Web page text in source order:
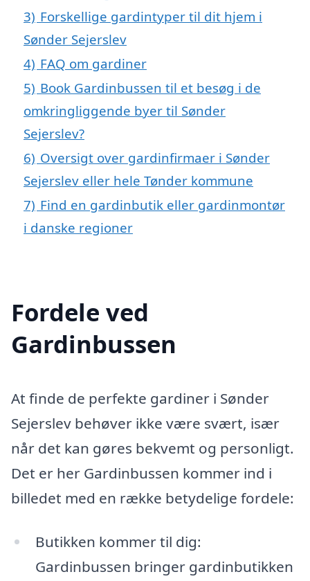
3) Forskellige gardintyper til dit hjem i
Sønder Sejerslev
4) FAQ om gardiner
5) Book Gardinbussen til et besøg i de
omkringliggende byer til Sønder
Sejerslev?
6) Oversigt over gardinfirmaer i Sønder
Sejerslev eller hele Tønder kommune
7) Find en gardinbutik eller gardinmontør
i danske regioner
Fordele ved
Gardinbussen
At finde de perfekte gardiner i Sønder
Sejerslev behøver ikke være svært, især
når det kan gøres bekvemt og personligt.
Det er her Gardinbussen kommer ind i
billedet med en række betydelige fordele:
Butikken kommer til dig:
Gardinbussen bringer gardinbutikken